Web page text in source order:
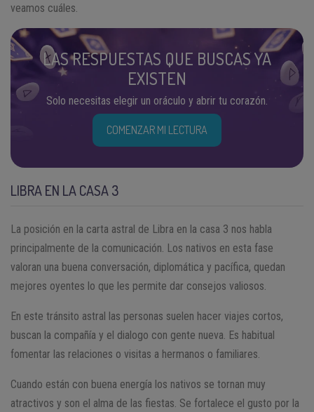
veamos cuáles.
LAS RESPUESTAS QUE BUSCAS YA
EXISTEN
Solo necesitas elegir un oráculo y abrir tu corazón.
COMENZAR MI LECTURA
LIBRA EN LA CASA 3
La posición en la carta astral de Libra en la casa 3 nos habla
principalmente de la comunicación. Los nativos en esta fase
valoran una buena conversación, diplomática y pacífica, quedan
mejores oyentes lo que les permite dar consejos valiosos.
En este tránsito astral las personas suelen hacer viajes cortos,
buscan la compañía y el dialogo con gente nueva. Es habitual
fomentar las relaciones o visitas a hermanos o familiares.
Cuando están con buena energía los nativos se tornan muy
atractivos y son el alma de las fiestas. Se fortalece el gusto por la